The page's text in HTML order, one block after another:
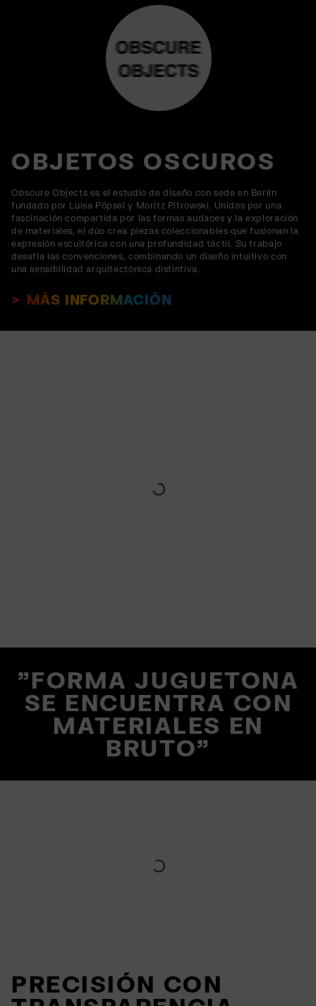
OBJETOS OSCUROS
Obscure Objects es el estudio de diseño con sede en Berlín
fundado por Luisa Pöpsel y Moritz Pitrowski. Unidos por una
fascinación compartida por las formas audaces y la exploración
de materiales, el dúo crea piezas coleccionables que fusionan la
expresión escultórica con una profundidad táctil. Su trabajo
desafía las convenciones, combinando un diseño intuitivo con
una sensibilidad arquitectónica distintiva.
MÁS INFORMACIÓN
"FORMA JUGUETONA
SE ENCUENTRA CON
MATERIALES EN
BRUTO"
PRECISIÓN CON